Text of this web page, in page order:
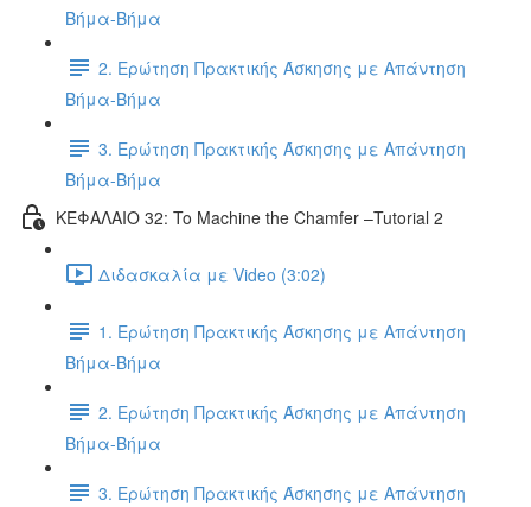
Βήμα-Βήμα
2. Ερώτηση Πρακτικής Άσκησης με Απάντηση
Βήμα-Βήμα
3. Ερώτηση Πρακτικής Άσκησης με Απάντηση
Βήμα-Βήμα
ΚΕΦΑΛΑΙΟ 32: To Machine the Chamfer –Tutorial 2
Διδασκαλία με Video (3:02)
1. Ερώτηση Πρακτικής Άσκησης με Απάντηση
Βήμα-Βήμα
2. Ερώτηση Πρακτικής Άσκησης με Απάντηση
Βήμα-Βήμα
3. Ερώτηση Πρακτικής Άσκησης με Απάντηση